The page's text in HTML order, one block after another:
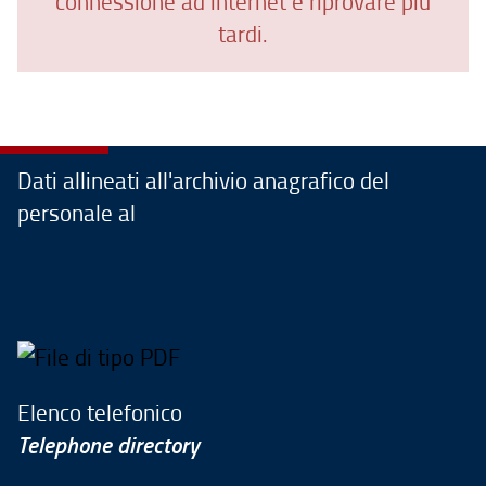
tardi.
Dati allineati all'archivio anagrafico del
personale al
Elenco telefonico
Telephone directory